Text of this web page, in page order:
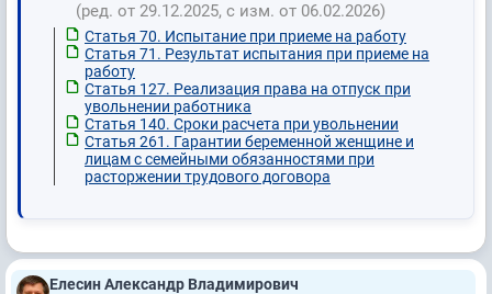
(ред. от 29.12.2025, с изм. от 06.02.2026)
Статья 70. Испытание при приеме на работу
Статья 71. Результат испытания при приеме на
работу
Статья 127. Реализация права на отпуск при
увольнении работника
Статья 140. Сроки расчета при увольнении
Статья 261. Гарантии беременной женщине и
лицам с семейными обязанностями при
расторжении трудового договора
Елесин Александр Владимирович